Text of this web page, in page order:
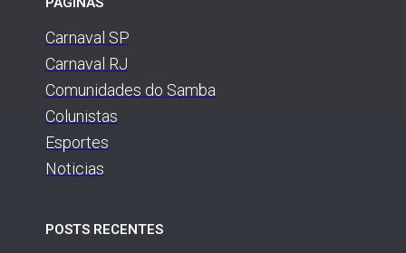
Carnaval SP
Carnaval RJ
Comunidades do Samba
Colunistas
Esportes
Noticias
POSTS RECENTES